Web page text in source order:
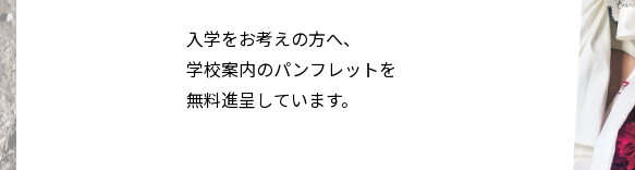
入学をお考えの方へ、
学校案内のパンフレットを
無料進呈しています。